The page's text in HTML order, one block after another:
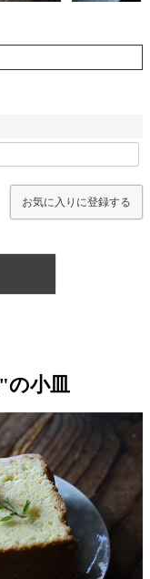
お気に入りに登録する
の小皿